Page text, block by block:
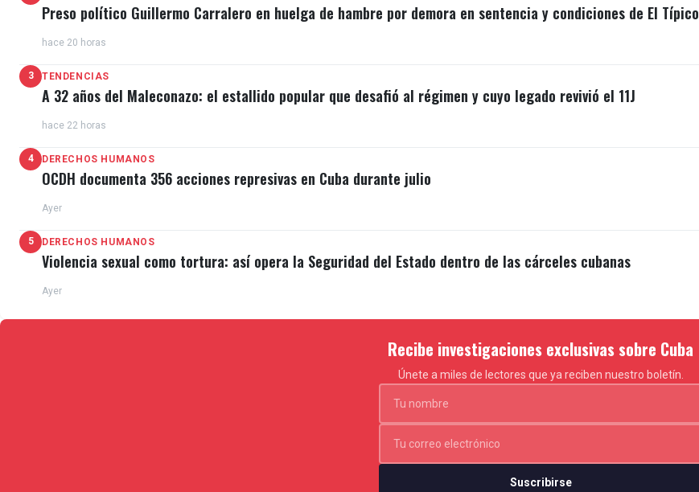
Preso político Guillermo Carralero en huelga de hambre por demora en sentencia y condiciones de El Típico
hace 20 horas
3 TENDENCIAS
A 32 años del Maleconazo: el estallido popular que desafió al régimen y cuyo legado revivió el 11J
hace 22 horas
4 DERECHOS HUMANOS
OCDH documenta 356 acciones represivas en Cuba durante julio
Ayer
5 DERECHOS HUMANOS
Violencia sexual como tortura: así opera la Seguridad del Estado dentro de las cárceles cubanas
Ayer
Recibe investigaciones exclusivas sobre Cuba
Únete a miles de lectores que ya reciben nuestro boletín.
Suscribirse